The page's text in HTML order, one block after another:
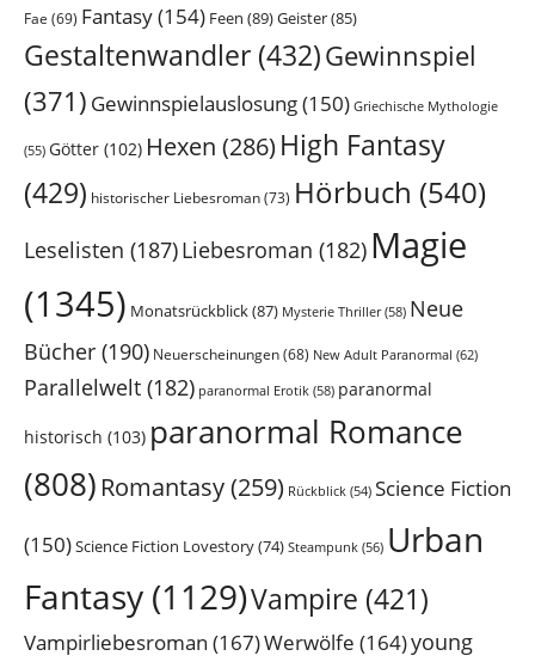
Fae (69) Fantasy(154) Feen (89)Geister(85)
Gestaltenwandler (432)Gewinnspiel
(371) Gewinnspielauslosung(150) Griechische Mythologie
(55) Götter (102) Hexen (286) High Fantasy
(429) historischer Liebesroman(73) Hörbuch (540)
Leselisten (187)Liebesroman (182) Magie
(1345) Monatsrückblick(87) Mysterie Thriller(58) Neue
Bücher (190) Neuerscheinungen(68) New Adult Paranormal (62)
Parallelwelt (182) paranormal Erotik (58) paranormal
historisch (103) paranormal Romance
(808) Romantasy(259) Rückblick (54) Science Fiction
(150)Science Fiction Lovestory(74) Steampunk (56) Urban
Fantasy (1129)Vampire (421)
Vampirliebesroman (167)Werwölfe (164)young